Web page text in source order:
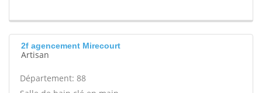
2f agencement Mirecourt
Artisan
Département: 88